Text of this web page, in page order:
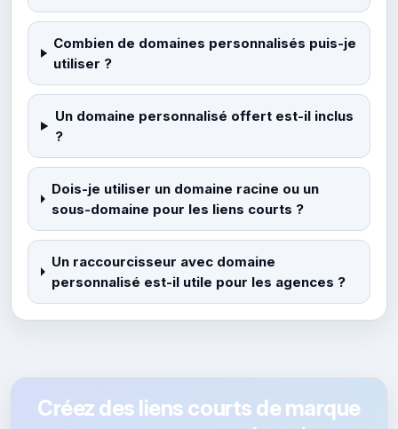
Combien de domaines personnalisés puis-je
utiliser ?
Un domaine personnalisé offert est-il inclus
?
Dois-je utiliser un domaine racine ou un
sous-domaine pour les liens courts ?
Un raccourcisseur avec domaine
personnalisé est-il utile pour les agences ?
Créez des liens courts de marque